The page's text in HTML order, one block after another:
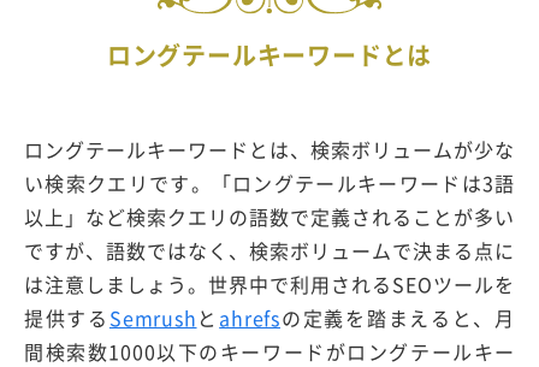
ロングテールキーワードとは
ロングテールキーワードとは、検索ボリュームが少な
い検索クエリです。「ロングテールキーワードは3語
以上」など検索クエリの語数で定義されることが多い
ですが、語数ではなく、検索ボリュームで決まる点に
は注意しましょう。世界中で利用されるSEOツールを
提供する Semrush と ahrefsの定義を踏まえると、月
間検索数1000以下のキーワードがロングテールキー